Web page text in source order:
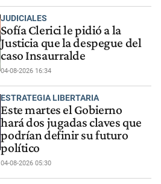
JUDICIALES
Sofía Clerici le pidió a la
Justicia que la despegue del
caso Insaurralde
04-08-2026 16:34
ESTRATEGIA LIBERTARIA
Este martes el Gobierno
hará dos jugadas claves que
podrían definir su futuro
político
04-08-2026 05:30